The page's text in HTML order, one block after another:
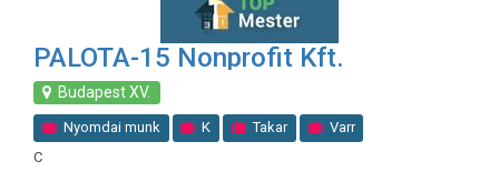
PALOTA-15 Nonprofit Kft.
Budapest XV.
Nyomdai munk K Takar
Varr
C